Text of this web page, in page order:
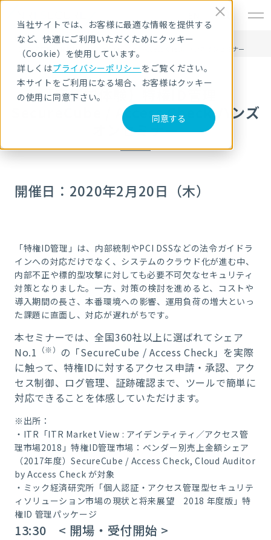
当社サイトでは、お客様に最適な情報を提供する
など、快適にご利用いただくためにクッキー
（Cookie）を使用しています。
詳しくはプライバシーポリシーをご覧ください。
本サイトをご利用になる場合、お客様はクッキー
の使用に同意下さい。
同意する
HOME
セキュリティセミナー・イベント
【実機で体験】特権ID管理 SecureCube / Access Check ハンズオンセミナー
【実機で体験】特権ID管理
SecureCube / Access Check ハンズ
オンセミナー
開催日：2020年2月20日（木）
「特権ID管理」は、内部統制やPCI DSSなどの法令ガイドラ
インへの対応だけでなく、システムのクラウド化が進む中、
内部不正や標的型攻撃に対しても必要不可欠なセキュリティ
対策となりました。一方、対策の検討を進めると、コストや
導入期間の長さ、本番環境への影響、運用負荷の増大といっ
た課題に直面し、対応が遅れがちです。
本セミナーでは、全国360社以上に選ばれてシェア
No.1
（※）
の「SecureCube / Access Check」を実際
に触って、特権IDに対するアクセス申請・承認、アク
セス制御、ログ管理、証跡確認まで、ツールで簡単に
対応できることを体感していただけます。
※出所：
・ITR「ITR Market View : アイデンティティ／アクセス管
理市場2018」特権ID管理市場：ベンダー別売上金額シェア
（2017年度）SecureCube / Access Check, Cloud Auditor
by Access Check が対象
・ミック経済研究所「個人認証・アクセス管理型セキュリテ
ィソリューション市場の現状と将来展望 2018 年度版」特
権ID 管理パッケージ
13:30 < 開場・受付開始 >